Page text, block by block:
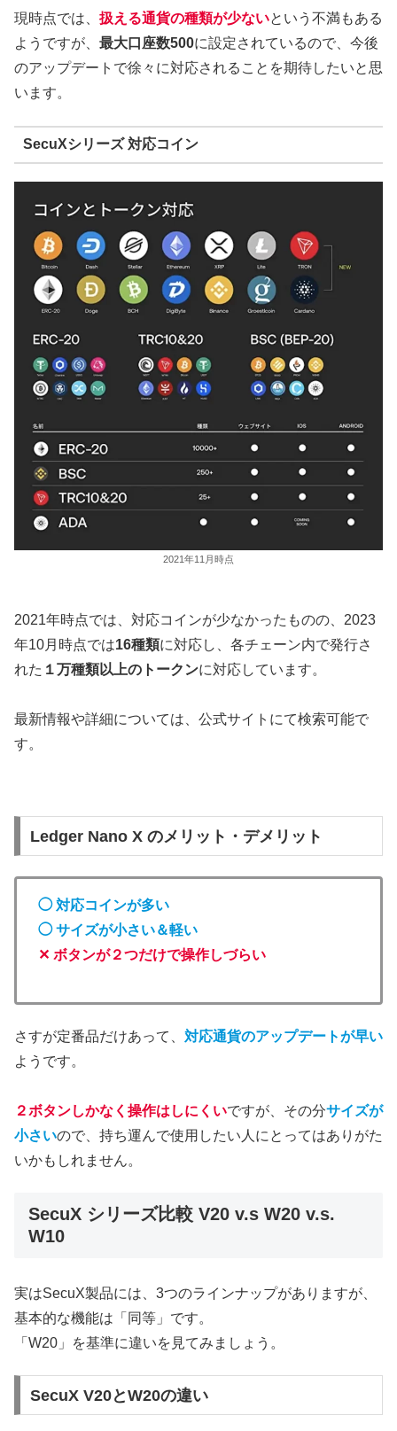
現時点では、 扱える通貨の種類が少ないという不満もある
ようですが、 最大口座数500に設定されているので、今後
のアップデートで徐々に対応されることを期待したいと思
います。
SecuXシリーズ 対応コイン
2021年11月時点
2021年時点では、対応コインが少なかったものの、2023
年10月時点では16種類に対応し、各チェーン内で発行さ
れた １万種類以上のトークンに対応しています。
最新情報や詳細については、公式サイトにて検索可能で
す。
Ledger Nano X のメリット・デメリット
◯ 対応コインが多い
◯ サイズが小さい＆軽い
✕ ボタンが２つだけで操作しづらい
さすが定番品だけあって、 対応通貨のアップデートが早い
ようです。
２ボタンしかなく 操作はしにくいですが、その分サイズが
小さいので、持ち運んで使用したい人にとってはありがた
いかもしれません。
SecuX シリーズ比較 V20 v.s W20 v.s.
W10
実はSecuX製品には、3つのラインナップがありますが、
基本的な機能は「同等」です。
「W20」を基準に違いを見てみましょう。
SecuX V20とW20の違い